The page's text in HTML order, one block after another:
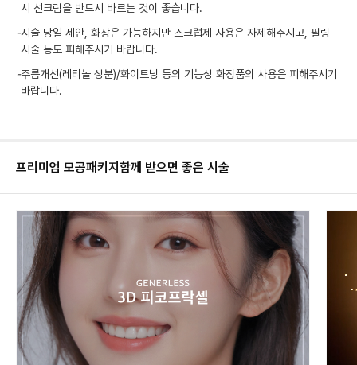
시 선크림을 반드시 바르는 것이 좋습니다.
-시술 당일 세안, 화장은 가능하지만 스크럽제 사용은 자제해주시고, 필링
시술 등도 피해주시기 바랍니다.
-주름개선(레티놀 성분)/화이트닝 등의 기능성 화장품의 사용은 피해주시기
바랍니다.
프리미엄 모공패키지 함께 받으면 좋은 시술